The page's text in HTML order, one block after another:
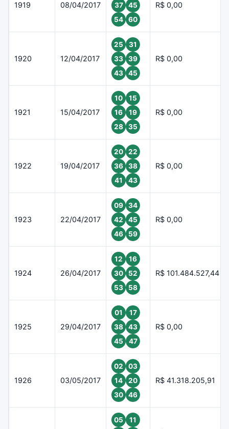
1919 08/04/2017
37
45
54
60
R$ 0,00
1920 12/04/2017
25
31
33
39
43
45
R$ 0,00
1921 15/04/2017
10
15
16
19
28
35
R$ 0,00
1922 19/04/2017
20
22
36
38
41
43
R$ 0,00
1923 22/04/2017
09
34
42
45
46
59
R$ 0,00
1924 26/04/2017
12
16
30
52
53
58
R$ 101.484.527,44
1925 29/04/2017
01
17
38
43
45
47
R$ 0,00
1926 03/05/2017
02
03
14
20
30
46
R$ 41.318.205,91
05
11